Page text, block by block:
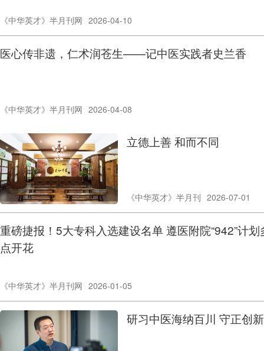
《中华英才》半月刊网 2026-04-10
医心传非遗，仁术润苍生——记中医实践者史兰香
《中华英才》半月刊网 2026-04-08
立德上善 和而不同
《中华英才》半月刊 2026-07-01
重磅捷报！5大专科入选建设名单 遵医附院“942”计划
点开花
《中华英才》半月刊网 2026-01-05
研习中医海纳百川 守正创